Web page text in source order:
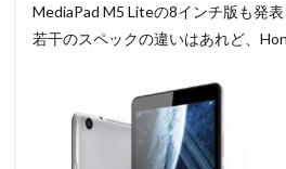
MediaPad M5 Liteの8インチ版も発
若干のスペックの違いはあれど、